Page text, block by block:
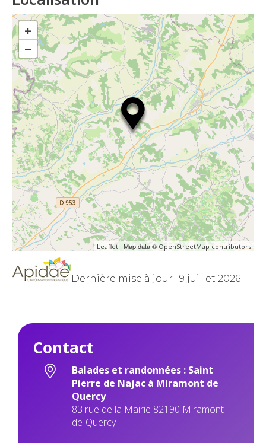
+
−
Leaflet | Map data © OpenStreetMap contributors
Dernière mise à jour : 9 juillet 2026
Contact
Balades et randonnées : Saint
Pierre de Najac à Miramont de
Quercy
83 rue de la Mairie 82190 Miramont-
de-Quercy